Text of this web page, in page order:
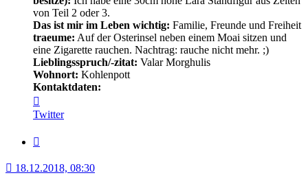
von Teil 2 oder 3.
Das ist mir im Leben wichtig: Familie, Freunde und Freiheit
traeume: Auf der Osterinsel neben einem Moai sitzen und
eine Zigarette rauchen. Nachtrag: rauche nicht mehr. ;)
Lieblingsspruch/-zitat: Valar Morghulis
Wohnort: Kohlenpott
Kontaktdaten:
von
RamsesII
Twitter
18.12.2018, 08:30